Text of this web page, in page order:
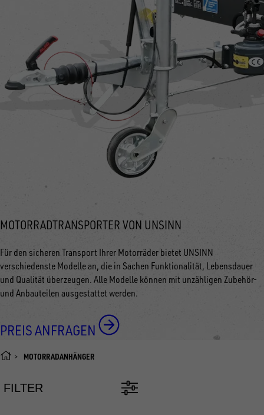
MOTORRADTRANSPORTER VON UNSINN
Für den sicheren Transport Ihrer Motorräder bietet UNSINN
verschiedenste Modelle an, die in Sachen Funktionalität, Lebensdauer
und Qualität überzeugen. Alle Modelle können mit unzähligen Zubehör-
und Anbauteilen ausgestattet werden.
PREIS ANFRAGEN
MOTORRADANHÄNGER
FILTER